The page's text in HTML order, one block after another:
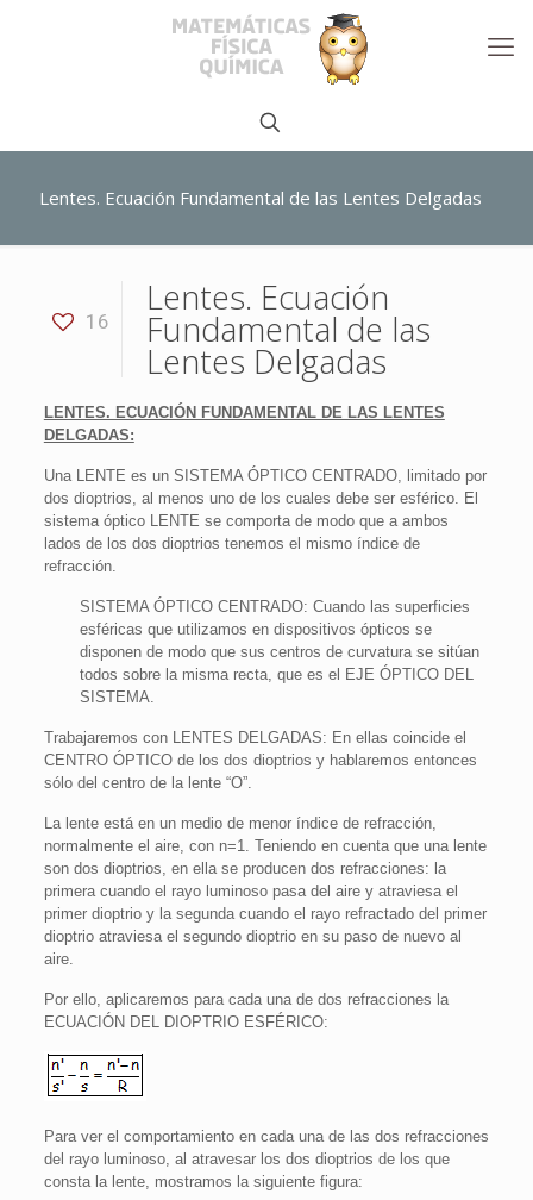
Lentes. Ecuación Fundamental de las Lentes Delgadas
16
Lentes. Ecuación
Fundamental de las
Lentes Delgadas
LENTES. ECUACIÓN FUNDAMENTAL DE LAS LENTES
DELGADAS:
Una LENTE es un SISTEMA ÓPTICO CENTRADO, limitado por
dos dioptrios, al menos uno de los cuales debe ser esférico. El
sistema óptico LENTE se comporta de modo que a ambos
lados de los dos dioptrios tenemos el mismo índice de
refracción.
SISTEMA ÓPTICO CENTRADO: Cuando las superficies
esféricas que utilizamos en dispositivos ópticos se
disponen de modo que sus centros de curvatura se sitúan
todos sobre la misma recta, que es el EJE ÓPTICO DEL
SISTEMA.
Trabajaremos con LENTES DELGADAS: En ellas coincide el
CENTRO ÓPTICO de los dos dioptrios y hablaremos entonces
sólo del centro de la lente “O”.
La lente está en un medio de menor índice de refracción,
normalmente el aire, con n=1. Teniendo en cuenta que una lente
son dos dioptrios, en ella se producen dos refracciones: la
primera cuando el rayo luminoso pasa del aire y atraviesa el
primer dioptrio y la segunda cuando el rayo refractado del primer
dioptrio atraviesa el segundo dioptrio en su paso de nuevo al
aire.
Por ello, aplicaremos para cada una de dos refracciones la
ECUACIÓN DEL DIOPTRIO ESFÉRICO:
Para ver el comportamiento en cada una de las dos refracciones
del rayo luminoso, al atravesar los dos dioptrios de los que
consta la lente, mostramos la siguiente figura: